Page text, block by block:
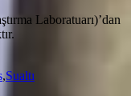
Laboratuarı)’dan
,Sualtı